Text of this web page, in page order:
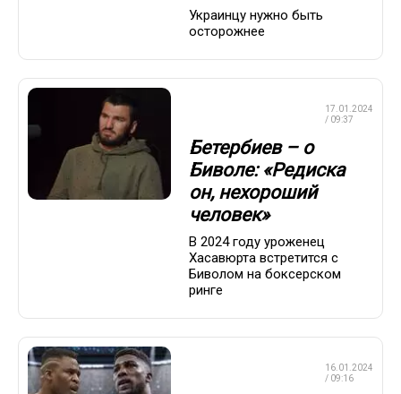
Украинцу нужно быть
осторожнее
17.01.2024
/ 09:37
Бетербиев – о
Биволе: «Редиска
он, нехороший
человек»
В 2024 году уроженец
Хасавюрта встретится с
Биволом на боксерском
ринге
16.01.2024
/ 09:16